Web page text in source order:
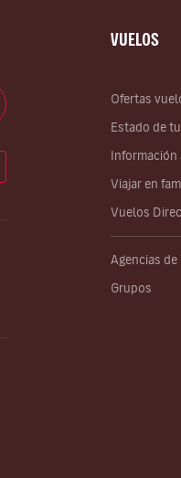
VUELOS
Ofertas
Estado de
Viajar en
Vuelos
Agencias de
Grupos